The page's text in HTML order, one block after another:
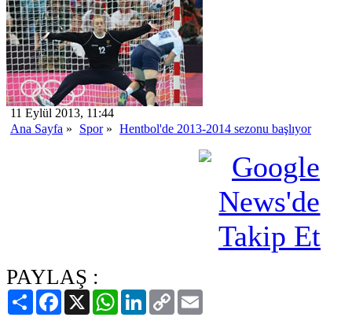
11 Eylül 2013, 11:44
Ana Sayfa » Spor» Hentbol'de 2013-2014 sezonu başlıyor
PAYLAŞ :
PaylaşFacebook
X WhatsAppLinkedIn
Copy
Link